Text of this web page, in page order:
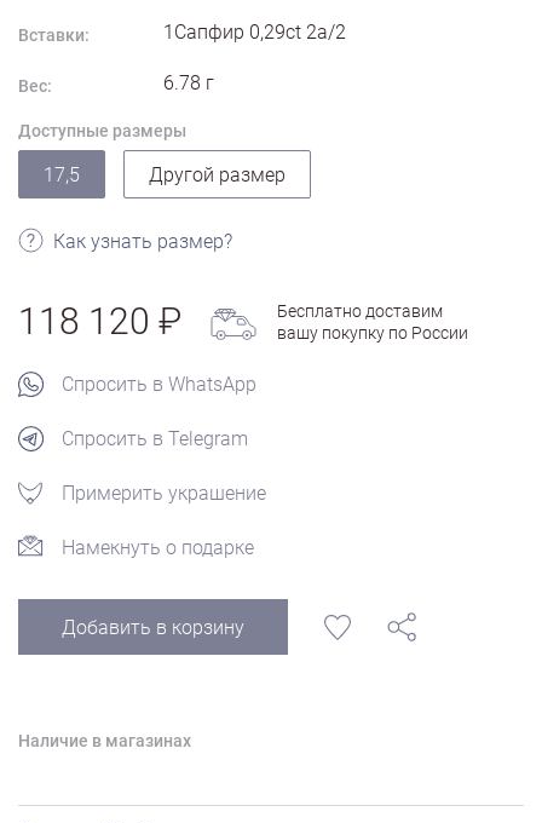
Вставки: 1Сапфир 0,29ct 2а/2
Вес: 6.78 г
Доступные размеры
17,5 Другой размер
Как узнать размер?
118 120
Бесплатно доставим
вашу покупку по России
Спросить в WhatsApp
Спросить в Telegram
Примерить украшение
Намекнуть о подарке
Добавить в корзину
Наличие в магазинах